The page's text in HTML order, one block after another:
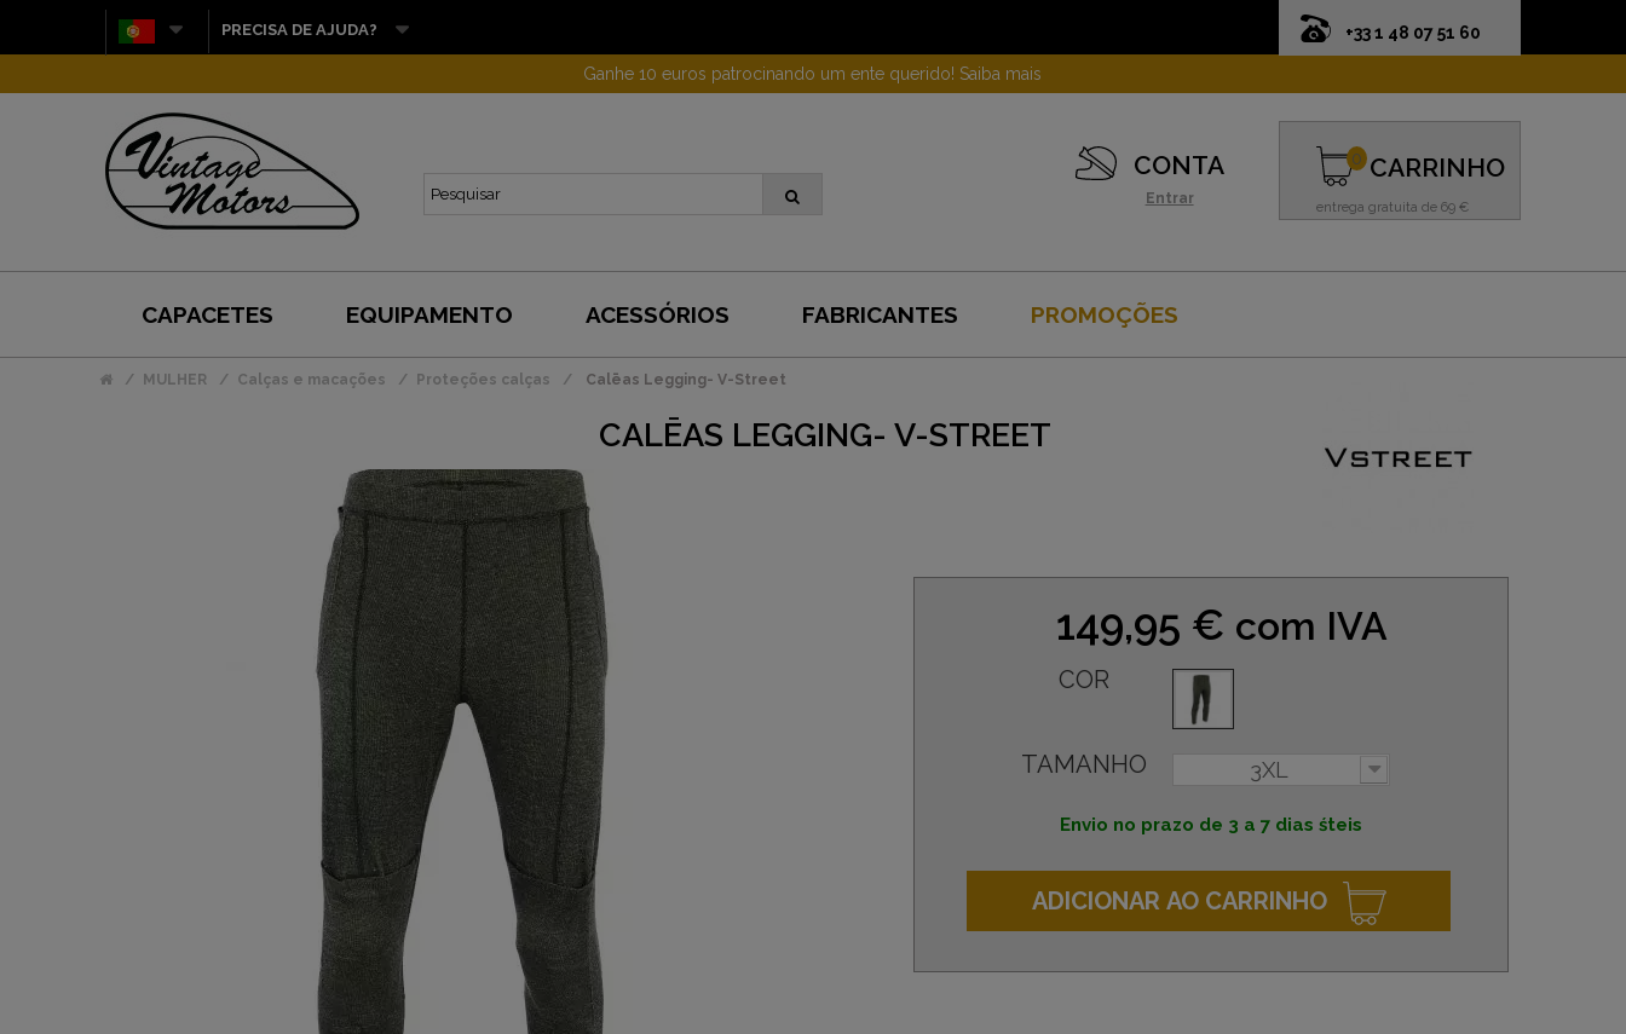
+33 1 48 07 51 60
PRECISA DE AJUDA?
Ganhe 10 euros patrocinando um ente querido! Saiba mais
CONTA
Entrar
CARRINHO
entrega gratuita de 69 €
0
CAPACETES EQUIPAMENTO ACESSÓRIOS FABRICANTES PROMOÇÕES
MULHER Calças e macações Proteções calças Calēas Legging- V-Street
CALĒAS LEGGING- V-STREET
149,95 € com IVA
COR
TAMANHO 3XL
Envio no prazo de 3 a 7 dias śteis
ADICIONAR AO CARRINHO